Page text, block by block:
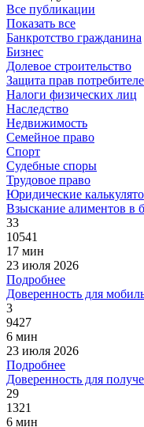
Все публикации
Показать все
Банкротство гражданина
Бизнес
Долевое строительство
Защита прав
Налоги физических лиц
Наследство
Недвижимость
Семейное право
Спорт
Судебные споры
Трудовое право
Юридические
Взыскание алиментов в
33
10541
17 мин
23 июля 2026
Подробнее
Доверенность для
3
9427
6 мин
23 июля 2026
Подробнее
Доверенность для
29
1321
6 мин